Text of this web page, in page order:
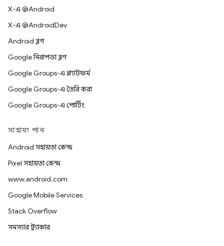
X-এ @Android
X-এ @AndroidDev
Android ব্লগ
Google নিরাপত্তা ব্লগ
Google Groups-এ প্ল্যাটফর্ম
Google Groups-এ তৈরি করা
Google Groups-এ পোর্টিং
সাহায্য পান
Android সহায়তা কেন্দ্র
Pixel সহায়তা কেন্দ্র
www.android.com
Google Mobile Services
Stack Overflow
সমস্যার ট্র্যাকার